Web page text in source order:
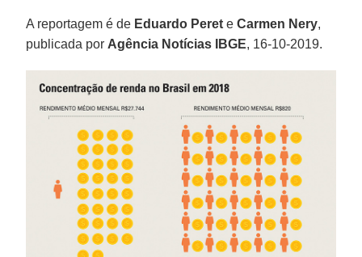
A reportagem é de Eduardo Peret eCarmen Nery,
publicada por Agência Notícias IBGE, 16-10-2019.